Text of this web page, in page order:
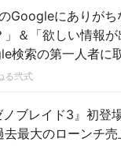
Googleにありがち
」＆「欲しい情報が
検索の第一人者に
る弐式
ノブレイド3』初登
最大のローンチ売